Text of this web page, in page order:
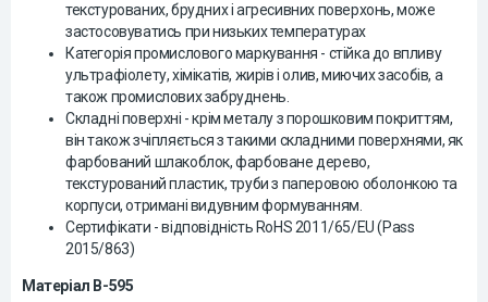
текстурованих, брудних і агресивних поверхонь, може
застосовуватись при низьких температурах
Категорія промислового маркування - стійка до впливу
ультрафіолету, хімікатів, жирів і олив, миючих засобів, а
також промислових забруднень.
Складні поверхні - крім металу з порошковим покриттям,
він також зчіпляється з такими складними поверхнями, як
фарбований шлакоблок, фарбоване дерево,
текстурований пластик, труби з паперовою оболонкою та
корпуси, отримані видувним формуванням.
Сертифікати - відповідність RoHS 2011/65/EU (Pass
2015/863)
Матеріал B-595